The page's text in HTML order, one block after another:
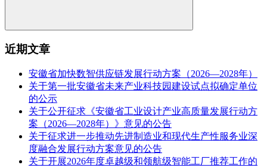
近期文章
安徽省加快数智供应链发展行动方案（2026—2028年）
关于第一批安徽省未来产业科技园建设试点拟确定单位
的公示
关于公开征求《安徽省工业设计产业高质量发展行动方
案（2026—2028年）》意见的公告
关于征求进一步推动先进制造业和现代生产性服务业深
度融合发展行动方案意见的公告
关于开展2026年度卓越级和领航级智能工厂推荐工作的